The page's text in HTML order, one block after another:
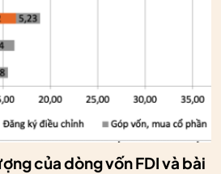
của dòng vốn FDI và bài